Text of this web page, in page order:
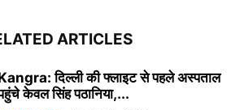
ARTICLES
दिल्ली की फ्लाइट से पहले अस्पताल
केवल सिंह पठानिया,...